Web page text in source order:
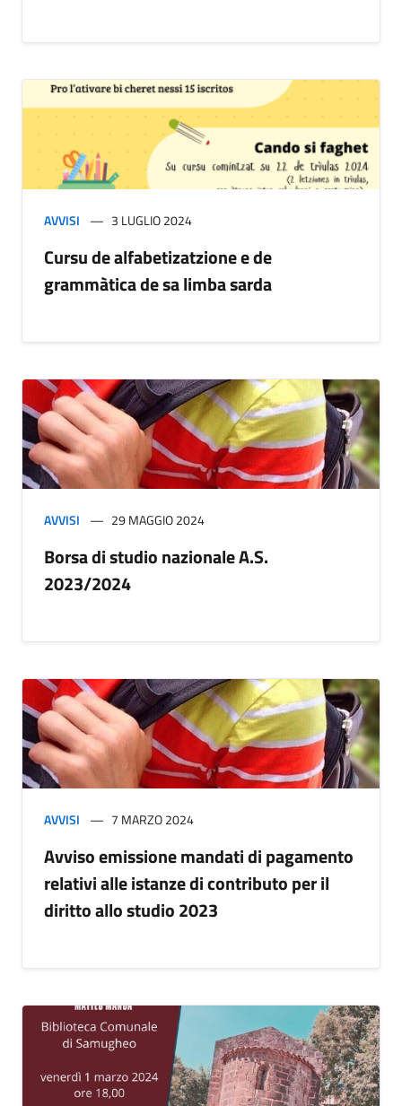
AVVISI 3 LUGLIO 2024
Cursu de alfabetizatzione e de
grammàtica de sa limba sarda
AVVISI 29 MAGGIO 2024
Borsa di studio nazionale A.S.
2023/2024
AVVISI 7 MARZO 2024
Avviso emissione mandati di pagamento
relativi alle istanze di contributo per il
diritto allo studio 2023